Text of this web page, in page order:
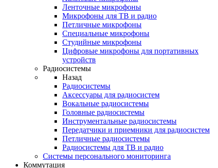
Ленточные микрофоны
Микрофоны для ТВ и радио
Петличные микрофоны
Специальные микрофоны
Студийные микрофоны
Цифровые микрофоны для портативных
устройств
Радиосистемы
Назад
Радиосистемы
Аксессуары для радиосистем
Вокальные радиосистемы
Головные радиосистемы
Инструментальные радиосистемы
Передатчики и приемники для радиосистем
Петличные радиосистемы
Радиосистемы для ТВ и радио
Системы персонального мониторинга
Коммутация